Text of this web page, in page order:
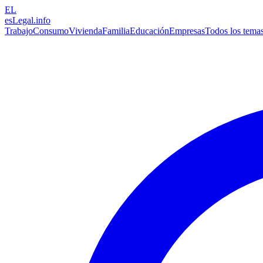
EL
esLegal.info
TrabajoConsumoViviendaFamiliaEducaciónEmpresasTodos los